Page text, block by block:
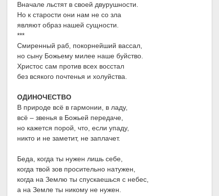
Вначале льстят в своей двурушности.
Но к старости они нам не со зла
являют образ нашей сущности.
***
Смиренный раб, покорнейший вассал,
но сыну Божьему милее наше буйство.
Христос сам против всех восстал
без всякого почтенья и холуйства.
ОДИНОЧЕСТВО
В природе всё в гармонии, в ладу,
всё – звенья в Божьей передаче,
но кажется порой, что, если упаду,
никто и не заметит, не заплачет.
Беда, когда ты нужен лишь себе,
когда твой зов просительно натужен,
когда на Землю ты спускаешься с небес,
а на Земле ты никому не нужен.